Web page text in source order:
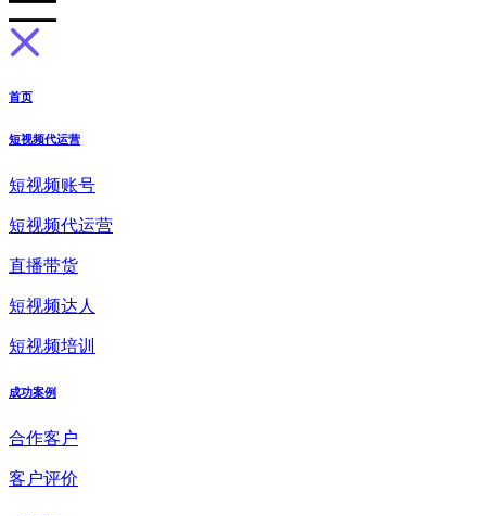
首页
短视频代运营
短视频账号
短视频代运营
直播带货
短视频达人
短视频培训
成功案例
合作客户
客户评价